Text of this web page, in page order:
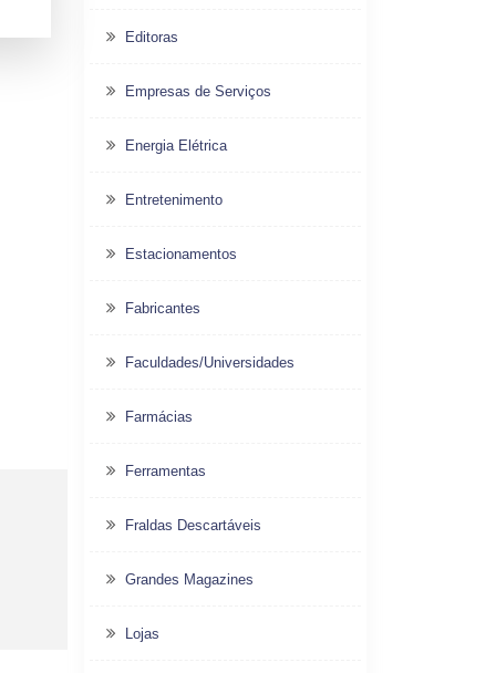
Editoras
Empresas de Serviços
Energia Elétrica
Entretenimento
Estacionamentos
Fabricantes
Faculdades/Universidades
Farmácias
Ferramentas
Fraldas Descartáveis
Grandes Magazines
Lojas